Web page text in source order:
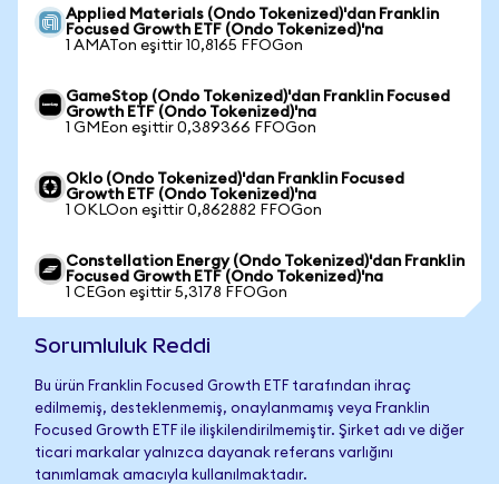
Applied Materials (Ondo Tokenized)'dan Franklin
Focused Growth ETF (Ondo Tokenized)'na
1 AMATon eşittir 10,8165 FFOGon
GameStop (Ondo Tokenized)'dan Franklin Focused
Growth ETF (Ondo Tokenized)'na
1 GMEon eşittir 0,389366 FFOGon
Oklo (Ondo Tokenized)'dan Franklin Focused
Growth ETF (Ondo Tokenized)'na
1 OKLOon eşittir 0,862882 FFOGon
Constellation Energy (Ondo Tokenized)'dan Franklin
Focused Growth ETF (Ondo Tokenized)'na
1 CEGon eşittir 5,3178 FFOGon
Sorumluluk Reddi
Bu ürün Franklin Focused Growth ETF tarafından ihraç
edilmemiş, desteklenmemiş, onaylanmamış veya Franklin
Focused Growth ETF ile ilişkilendirilmemiştir. Şirket adı ve diğer
ticari markalar yalnızca dayanak referans varlığını
tanımlamak amacıyla kullanılmaktadır.